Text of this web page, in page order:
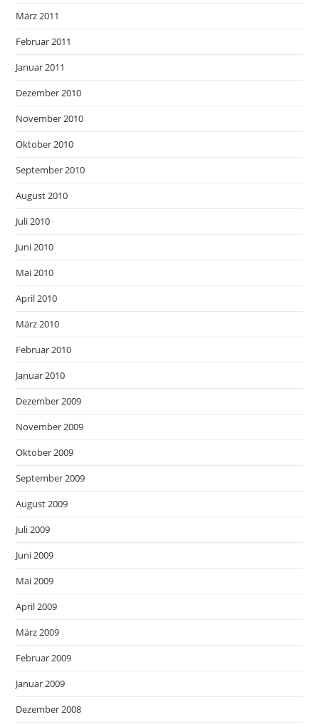
März 2011
Februar 2011
Januar 2011
Dezember 2010
November 2010
Oktober 2010
September 2010
August 2010
Juli 2010
Juni 2010
Mai 2010
April 2010
März 2010
Februar 2010
Januar 2010
Dezember 2009
November 2009
Oktober 2009
September 2009
August 2009
Juli 2009
Juni 2009
Mai 2009
April 2009
März 2009
Februar 2009
Januar 2009
Dezember 2008